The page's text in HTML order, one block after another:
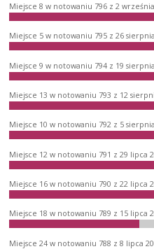
Miejsce 8 w notowaniu 796 z 2
Miejsce 5 w notowaniu 795 z 26
Miejsce 9 w notowaniu 794 z 19
Miejsce 13 w notowaniu 793 z 12
Miejsce 10 w notowaniu 792 z 5
Miejsce 12 w notowaniu 791 z 29 lipca
Miejsce 16 w notowaniu 790 z 22 lipca
Miejsce 18 w notowaniu 789 z 15 lipca
Miejsce 24 w notowaniu 788 z 8 lipca